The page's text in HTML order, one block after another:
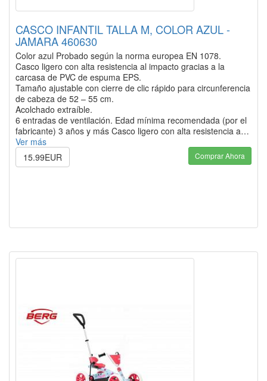
CASCO INFANTIL TALLA M, COLOR AZUL -
JAMARA 460630
Color azul Probado según la norma europea EN 1078.
Casco ligero con alta resistencia al impacto gracias a la
carcasa de PVC de espuma EPS.
Tamaño ajustable con cierre de clic rápido para circunferencia
de cabeza de 52 – 55 cm.
Acolchado extraíble.
6 entradas de ventilación. Edad mínima recomendada (por el
fabricante) 3 años y más Casco ligero con alta resistencia a…
Ver más
15.99EUR
Comprar Ahora